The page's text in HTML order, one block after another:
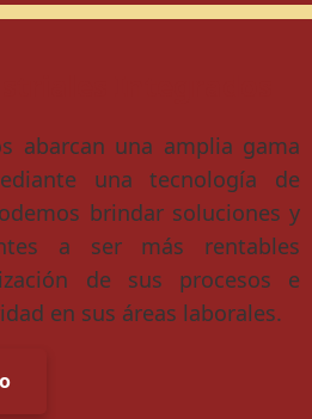
abarcan una amplia gama
una tecnología de
brindar soluciones y
a ser más rentables
de sus procesos e
en sus áreas laborales.